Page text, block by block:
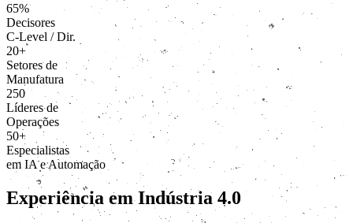
65%
Decisores
C-Level / Dir.
20+
Setores de
Manufatura
250
Líderes de
Operações
50+
Especialistas
em IA e Automação
Experiência em Indústria 4.0